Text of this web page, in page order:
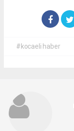
#kocaeli haber